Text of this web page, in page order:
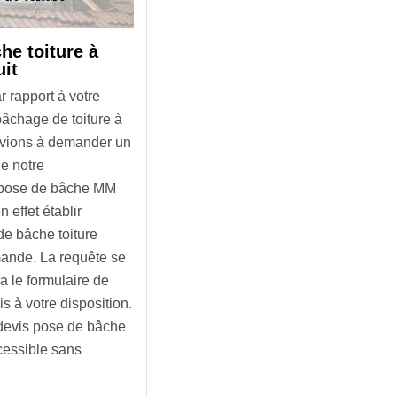
toiture à
rapport à votre
de toiture à
à demander un
notre
de bâche MM
effet établir
bâche toiture
La requête se
le formulaire de
à votre disposition.
pose de bâche
sans